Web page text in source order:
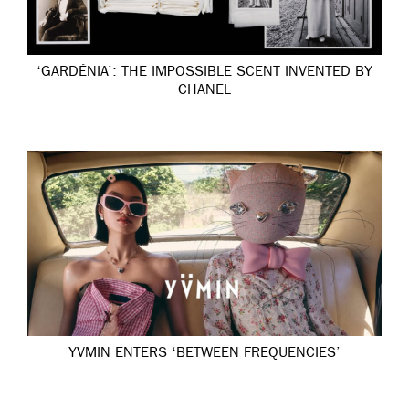
‘GARDÉNIA’: THE IMPOSSIBLE SCENT INVENTED BY
CHANEL
YVMIN ENTERS ‘BETWEEN FREQUENCIES’